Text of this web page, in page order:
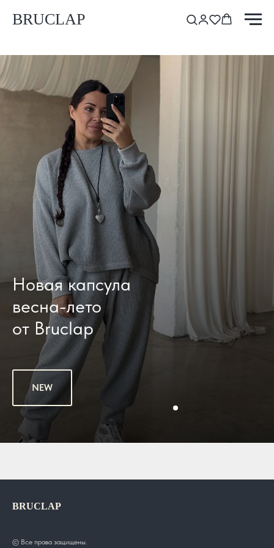
BRUCLAP
Новая капсула
весна-лето
от Bruclap
NEW
BRUCLAP
© Все права защищены.